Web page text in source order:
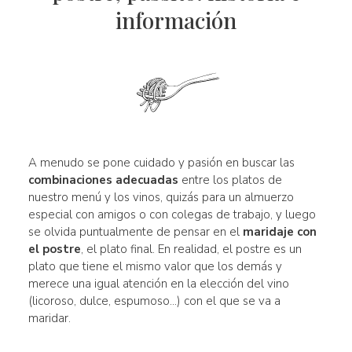
información
A menudo se pone cuidado y pasión en buscar las
combinaciones adecuadas entre los platos de
nuestro menú y los vinos, quizás para un almuerzo
especial con amigos o con colegas de trabajo, y luego
se olvida puntualmente de pensar en el maridaje con
el postre, el plato final. En realidad, el postre es un
plato que tiene el mismo valor que los demás y
merece una igual atención en la elección del vino
(licoroso, dulce, espumoso...) con el que se va a
maridar.